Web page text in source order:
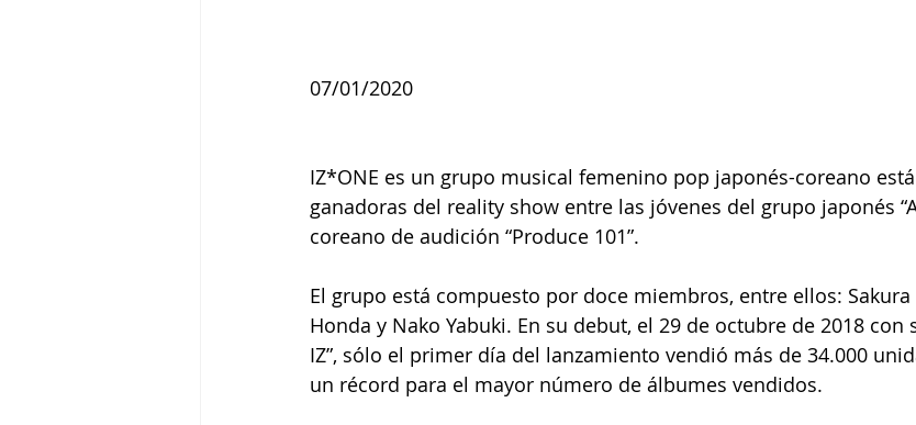
07/01/2020
IZ*ONE es un grupo musical femenino pop japonés-coreano
ganadoras del reality show entre las jóvenes del grupo japonés
coreano de audición “Produce 101”.
El grupo está compuesto por doce miembros, entre ellos:
Honda y Nako Yabuki. En su debut, el 29 de octubre de 2018 con
IZ”, sólo el primer día del lanzamiento vendió más de 34.000
un récord para el mayor número de álbumes vendidos.